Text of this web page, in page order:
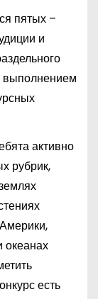
пятых –
и
выполнением
активно
рубрик,
океанах
есть